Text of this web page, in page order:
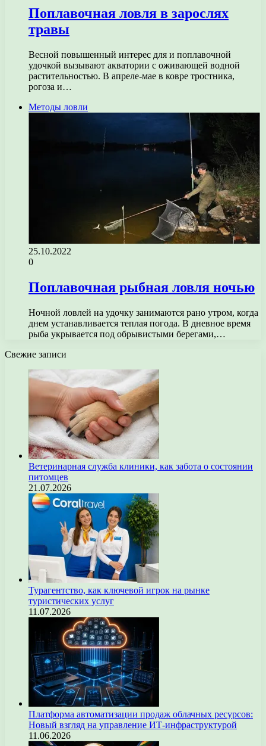
Поплавочная ловля в зарослях
травы
Весной повышенный интерес для и поплавочной
удочкой вызывают акватории с оживающей водной
растительностью. В апреле-мае в ковре тростника,
рогоза и…
Методы ловли
25.10.2022
0
Поплавочная рыбная ловля ночью
Ночной ловлей на удочку занимаются рано утром, когда
днем устанавливается теплая погода. В дневное время
рыба укрывается под обрывистыми берегами,…
Свежие записи
Ветеринарная служба клиники, как забота о состоянии
питомцев
21.07.2026
Турагентство, как ключевой игрок на рынке
туристических услуг
11.07.2026
Платформа автоматизации продаж облачных ресурсов:
Новый взгляд на управление ИТ-инфраструктурой
11.06.2026